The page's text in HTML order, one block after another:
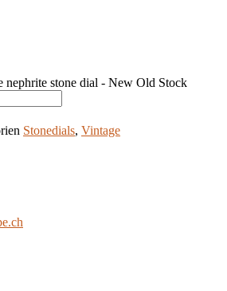
stone dial - New Old Stock
Stonedials, Vintage